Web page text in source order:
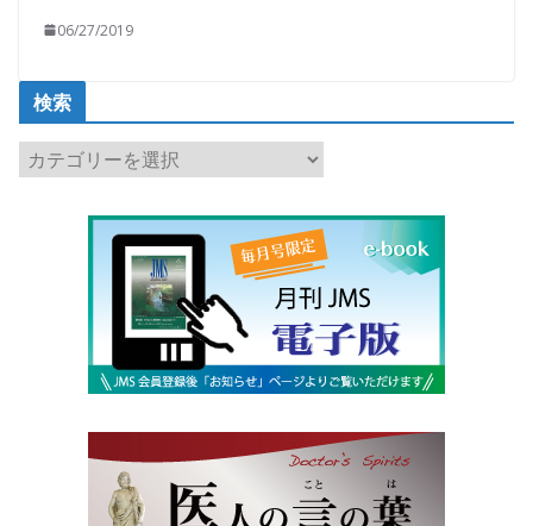
06/27/2019
検索
検
索